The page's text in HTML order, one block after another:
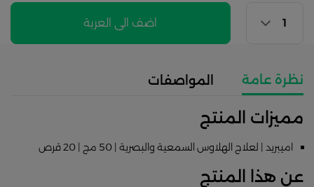
اضف الى العربة
نظرة عامة المواصفات
مميزات المنتج
اميبريد | لعلاج الهلاوس السمعية والبصرية | 50 مج | 20 قرص
عن هذا المنتج